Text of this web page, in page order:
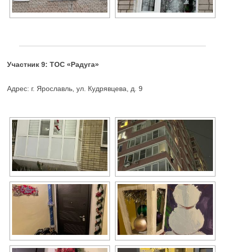
Участник 9: ТОС «Радуга»
Адрес: г. Ярославль, ул. Кудрявцева, д. 9